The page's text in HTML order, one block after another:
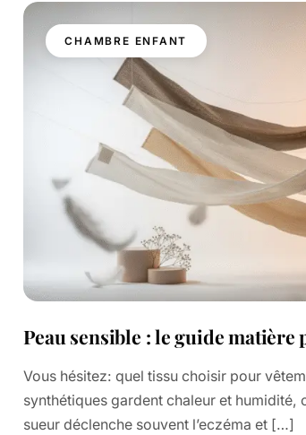
CHAMBRE ENFANT
Peau sensible : le guide matière
Vous hésitez: quel tissu choisir pour
synthétiques gardent chaleur et humidité,
sueur déclenche souvent l’eczéma et […]